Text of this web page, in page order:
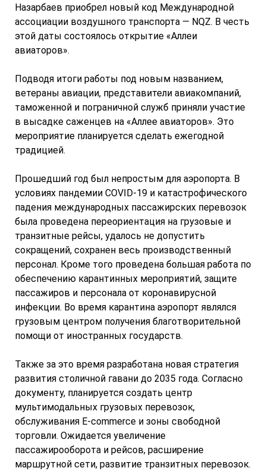
Назарбаев приобрел новый код Международной
ассоциации воздушного транспорта — NQZ. В честь
этой даты состоялось открытие «Аллеи
авиаторов».
Подводя итоги работы под новым названием,
ветераны авиации, представители авиакомпаний,
таможенной и пограничной служб приняли участие
в высадке саженцев на «Аллее авиаторов». Это
мероприятие планируется сделать ежегодной
традицией.
Прошедший год был непростым для аэропорта. В
условиях пандемии COVID-19 и катастрофического
падения международных пассажирских перевозок
была проведена переориентация на грузовые и
транзитные рейсы, удалось не допустить
сокращений, сохранен весь производственный
персонал. Кроме того проведена большая работа по
обеспечению карантинных мероприятий, защите
пассажиров и персонала от коронавирусной
инфекции. Во время карантина аэропорт являлся
грузовым центром получения благотворительной
помощи от иностранных государств.
Также за это время разработана новая стратегия
развития столичной гавани до 2035 года. Согласно
документу, планируется создать центр
мультимодальных грузовых перевозок,
обслуживания E-commerce и зоны свободной
торговли. Ожидается увеличение
пассажирооборота и рейсов, расширение
маршрутной сети, развитие транзитных перевозок.